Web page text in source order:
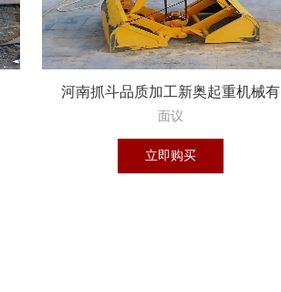
河南抓斗品质加工新奥起重机械有
限公司
面议
立即购买